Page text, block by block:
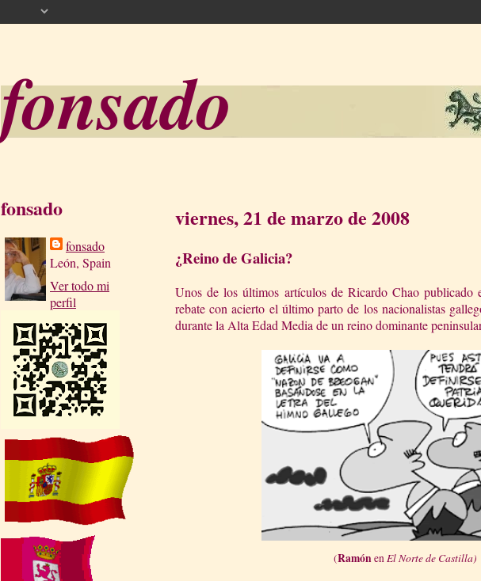
fonsado
fonsado
fonsado
León, Spain
Ver todo mi
perfil
viernes, 21 de marzo de 2008
¿Reino de Galicia?
Unos de los últimos artículos de Ricardo Chao publicado
rebate con acierto el último parto de los nacionalistas
durantela Alta Edad Media de un reino dominante
(Ramónen El Norte de Castilla)